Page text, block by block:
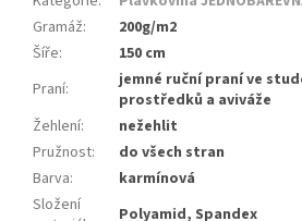
Gramáž:
200g/m2
Šíře:
150 cm
Praní:
jemné ruční praní ve
prostředků a aviváže
Žehlení:
nežehlit
Pružnost:
do všech stran
Barva:
karmínová
Složení
Polyamid, Spandex